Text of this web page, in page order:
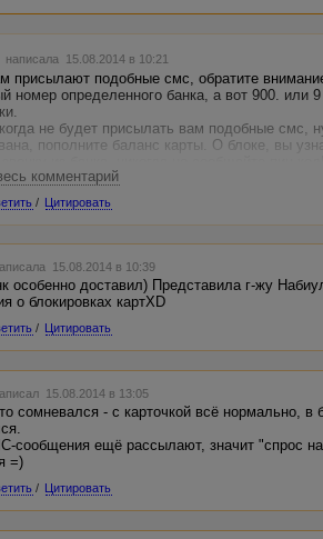
написала 15.08.2014 в 10:21
присылают подобные смс, обратите
номер определенного банка, а вот 900. или
не будет присылать вам подобные смс,
пополните баланс карты. О блоке, вы
только если вы сами звоните в офис
подобные вопросы по телефону).
развод от имени, якобы банка - по акции
центр и так далее).
телефонный развод - "Мам,
в ужасную ситуацию. Не могу
Был случай, моя замученная работой
что у нее дочь)))
телефона совпадает с номером банка,
им смс.
комментарий
/ Цитировать
15.08.2014 в 10:39
особенно доставил) Представила г-жу
о блокировках картXD
/ Цитировать
15.08.2014 в 13:05
сомневался - с карточкой всё нормально, в
сообщения ещё рассылают, значит "спрос
=)
/ Цитировать